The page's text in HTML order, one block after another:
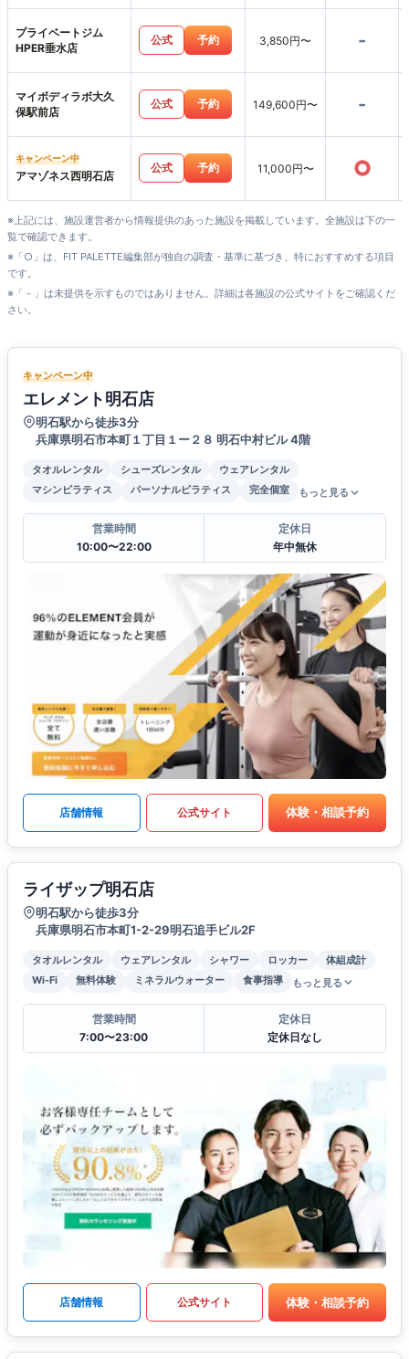
プライベートジム
HPER垂水店
公式 予約 3,850円〜 -
マイボディラボ大久
保駅前店
公式 予約 149,600円〜 -
キャンペーン中
アマゾネス西明石店
公式 予約 11,000円〜 ○
※上記には、施設運営者から情報提供のあった施設を掲載しています。全施設は下の一
覧で確認できます。
※「○」は、FIT PALETTE編集部が独自の調査・基準に基づき、特におすすめする項目
です。
※「－」は未提供を示すものではありません。詳細は各施設の公式サイトをご確認くだ
さい。
キャンペーン中
エレメント明石店
明石駅から徒歩3分
兵庫県明石市本町１丁目１ー２８ 明石中村ビル 4階
タオルレンタル シューズレンタル
ウェアレンタル
マシンピラティス
パーソナルピラティス 完全個室 もっと見る
営業時間
10:00〜22:00
定休日
年中無休
店舗情報 公式サイト 体験・相談予約
ライザップ明石店
明石駅から徒歩3分
兵庫県明石市本町1-2-29明石追手ビル2F
タオルレンタル ウェアレンタル シャワー ロッカー
体組成計
Wi-Fi
無料体験 ミネラルウォーター 食事指導 もっと見る
営業時間
7:00〜23:00
定休日
定休日なし
店舗情報 公式サイト 体験・相談予約